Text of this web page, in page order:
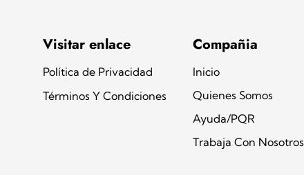
Visitar enlace
Política de Privacidad
Términos Y Condiciones
Compañia
Inicio
Quienes Somos
Ayuda/PQR
Trabaja Con Nosotros